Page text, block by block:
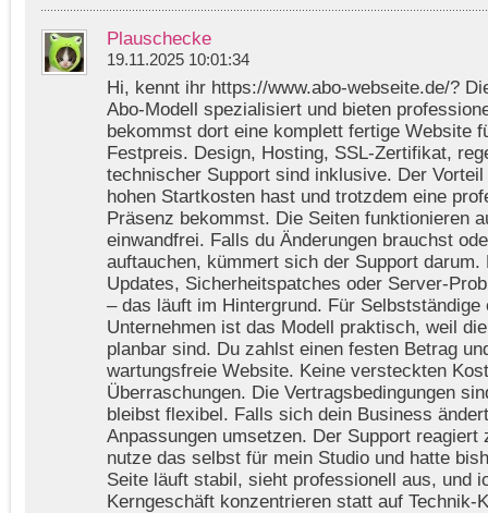
Plauschecke
19.11.2025 10:01:34
Hi, kennt ihr https://www.abo-webseite.de/?
Abo-Modell spezialisiert und bieten
bekommst dort eine komplett fertige Website
Festpreis. Design, Hosting, SSL-Zertifikat,
technischer Support sind inklusive. Der
hohen Startkosten hast und trotzdem eine
Präsenz bekommst. Die Seiten funktionieren
einwandfrei. Falls du Änderungen brauchst
auftauchen, kümmert sich der Support
Updates, Sicherheitspatches oder Server-
– das läuft im Hintergrund. Für Selbstständige
Unternehmen ist das Modell praktisch, weil
planbar sind. Du zahlst einen festen Betrag
wartungsfreie Website. Keine versteckten
Überraschungen. Die Vertragsbedingungen
bleibst flexibel. Falls sich dein Business
Anpassungen umsetzen. Der Support reagiert
nutze das selbst für mein Studio und hatte
Seite läuft stabil, sieht professionell aus, und
Kerngeschäft konzentrieren statt auf Technik-